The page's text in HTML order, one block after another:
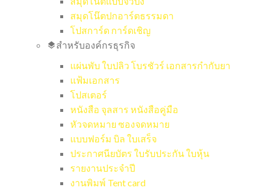
สมุดโน๊ตปกอาร์ตธรรมดา
โปสการ์ด การ์ดเชิญ
สำหรับองค์กรธุรกิจ
แผ่นพับ ใบปลิว โบรชัวร์ เอกสารกำกับยา
แฟ้มเอกสาร
โปสเตอร์
หนังสือ จุลสาร หนังสือคู่มือ
หัวจดหมาย ซองจดหมาย
แบบฟอร์ม บิล ใบเสร็จ
ประกาศนียบัตร ใบรับประกัน ใบหุ้น
รายงานประจำปี
งานพิมพ์ Tent card